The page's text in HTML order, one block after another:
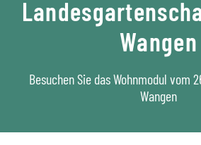
Wangen
Besuchen Sie das Wohnmodul vom
Wangen